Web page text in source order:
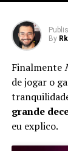
By Rk
Finalmente
de jogar o
grande
eu explico.